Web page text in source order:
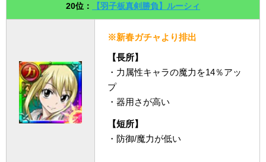
20位： 【羽子板真剣勝負】ルーシィ
※新春ガチャより排出
【長所】
・力属性キャラの魔力を14％アッ
プ
・器用さが高い
【短所】
・防御/魔力が低い